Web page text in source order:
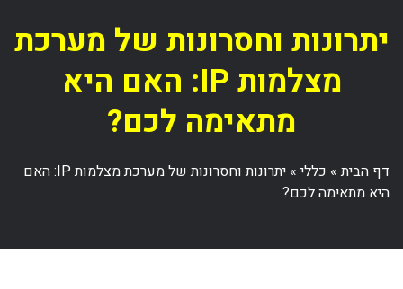
יתרונות וחסרונות של מערכת
מצלמות IP: האם היא
מתאימה לכם?
דף הבית» כללי»
יתרונות וחסרונות של מערכת מצלמות IP: האם
היא מתאימה לכם?